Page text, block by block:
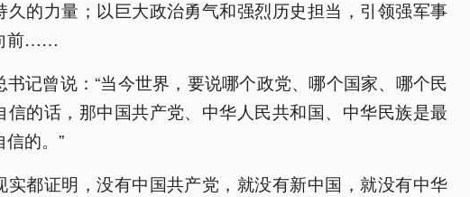
久的力量；以巨大政治勇气和强烈历史担当，引领强军事
前……
书记曾说：“当今世界，要说哪个政党、哪个国家、哪个民
信的话，那中国共产党、中华人民共和国、中华民族是最
的。”
实都证明，没有中国共产党，就没有新中国，就没有中华